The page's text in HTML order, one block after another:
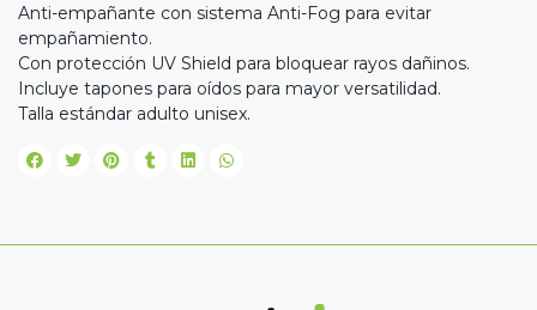
Anti-empañante con sistema Anti-Fog para evitar
empañamiento.
Con protección UV Shield para bloquear rayos dañinos.
Incluye tapones para oídos para mayor versatilidad.
Talla estándar adulto unisex.